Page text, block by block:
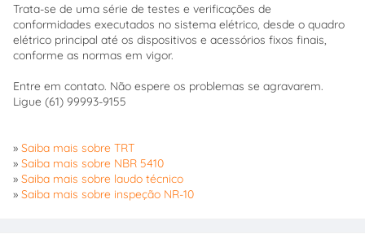
Trata-se de uma série de testes e verificações de
conformidades executados no sistema elétrico, desde o quadro
elétrico principal até os dispositivos e acessórios fixos finais,
conforme as normas em vigor.
Entre em contato. Não espere os problemas se agravarem.
Ligue (61) 99993-9155
» Saiba mais sobre TRT
» Saiba mais sobre NBR 5410
» Saiba mais sobre laudo técnico
» Saiba mais sobre inspeção NR-10